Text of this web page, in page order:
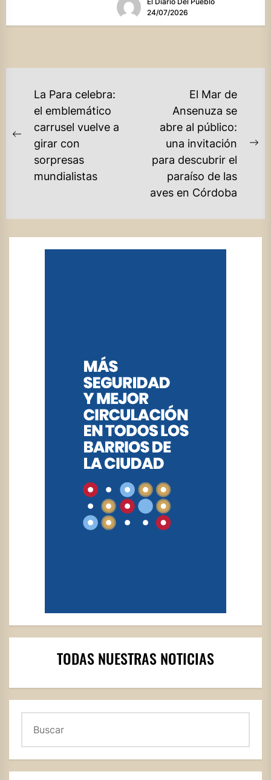
celebrará...
24/07/2026
NAVEGACIÓN
ENTRADAS
Previous
post:
La Para celebra:
el emblemático
carrusel vuelve a
girar con
sorpresas
mundialistas
El Mar de
Ansenuza se
abre al público:
una invitación
para descubrir el
paraíso de las
aves en Córdoba
TODAS NUESTRAS NOTICIAS